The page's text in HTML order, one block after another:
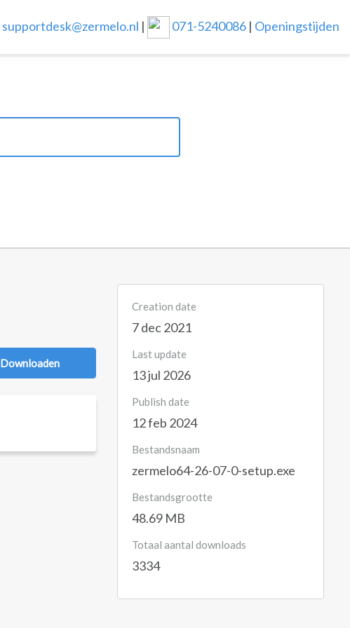
supportdesk@zermelo.nl | 071-5240086 | Openingstijden
Downloaden
Creation date
7 dec 2021
Last update
13 jul 2026
Publish date
12 feb 2024
Bestandsnaam
zermelo64-26-07-0-setup.exe
Bestandsgrootte
48.69 MB
Totaal aantal downloads
3334